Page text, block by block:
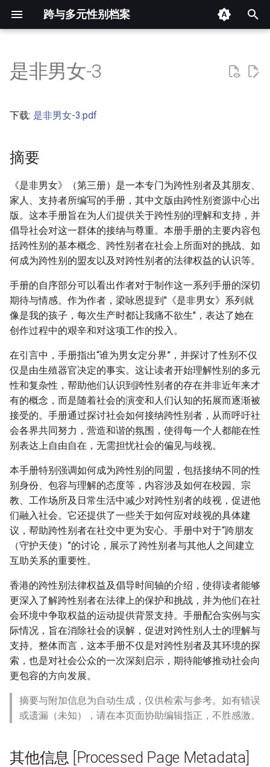
跨与多元性别档案
入
以
摘要
其他信息 [Processed Page
正文
是非男女-3
下载: 是非男女-3.pdf
摘要
《是非男女》（第三册）是一本专门为跨性别者及其朋友、
家人、支持者所编写的手册，其中文版由跨性别资源中心出
版。这本手册旨在为人们提供关于跨性别的理解和支持，并
倡导社会对这一群体的接纳与尊重。本册手册的主要内容包
括跨性别的基本概念、跨性别者在社会上所面对的挑战、如
何成为跨性别的盟友以及对跨性别者的法律权益的认识等。
手册的自序部分可以看出作者对于制作这一系列手册的深切
期待与情感。作为作者，梁咏恩提到"《是非男女》系列就
像是我的孩子，每次生产时都让我痛不欲生"，表达了她在
创作过程中的艰辛和对这项工作的投入。
在引言中，手册指出“谁为男女定分界”，并探讨了性别不仅
仅是由生殖器官决定的事实。这让读者开始理解性别的多元
性和复杂性，帮助他们认识到跨性别者的存在并非近年来才
有的概念，而是随着社会的演变和人们认知的拓展而逐渐被
接受的。手册通过探讨社会如何接纳跨性别者，从而呼吁社
会各界共同努力，营造和谐的氛围，使得每一个人都能在性
别表达上自由自在，无需担忧社会的偏见与歧视。
本手册特别强调如何成为跨性别的同盟，包括接纳不同的性
别身份、包容与理解的态度等，内容涉及如何在校园、宗
教、工作场所及日常生活中减少对跨性别者的歧视，促进他
们融入社会。它还提供了一些关于如何应对歧视的具体建
议，帮助跨性别者在社交中更为安心。手册中对于“跨朋友
（守护天使）”的讨论，展示了跨性别者与其他人之间建立
互助关系的重要性。
香港的跨性别法律权益及倡导时间轴的介绍，使得读者能够
更深入了解跨性别者在法律上的保护和挑战，并为他们在社
会环境中争取权益的运动提供背景支持。手册配合实例与实
际情况，旨在消除社会的误解，促进对跨性别人士的理解与
支持。整体而言，这本手册不仅是对跨性别者及其环境的探
索，也是对社会公众的一次深刻启示，期待能够推动社会向
更包容的方向发展。
摘要与附加信息为自动生成，仅供检索与参考。如有错误
或遗漏（未知），请在本页面协助编辑指正，不胜感激。
其他信息 [Processed Page Metadata]